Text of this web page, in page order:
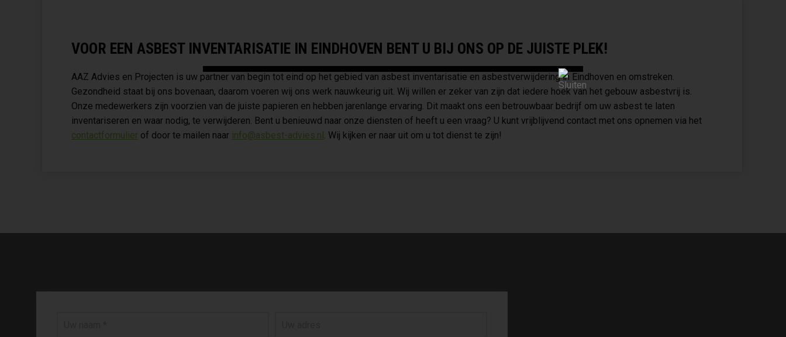
VOOR EEN ASBEST INVENTARISATIE IN EINDHOVEN BENT U BIJ ONS OP DE JUISTE PLEK!
AAZ Advies en Projecten is uw partner van begin tot eind op het gebied van asbest inventarisatie en asbestverwijdering in Eindhoven en omstreken.
Gezondheid staat bij ons bovenaan, daarom voeren wij ons werk nauwkeurig uit. Wij willen er zeker van zijn dat iedere hoek van het gebouw asbestvrij is.
Onze medewerkers zijn voorzien van de juiste papieren en hebben jarenlange ervaring. Dit maakt ons een betrouwbaar bedrijf om uw asbest te laten
inventariseren en waar nodig, te verwijderen. Bent u benieuwd naar onze diensten of heeft u een vraag? U kunt vrijblijvend contact met ons opnemen via het
contactformulier of door te mailen naar info@asbest-advies.nl. Wij kijken er naar uit om u tot dienst te zijn!